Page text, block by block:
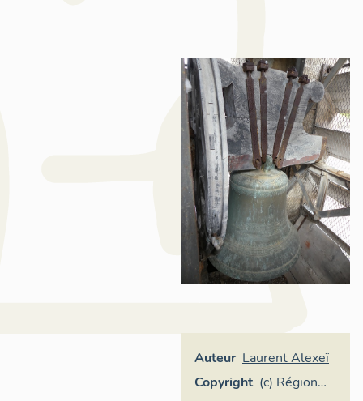
Auteur Laurent Alexeï
Copyright (c) Région